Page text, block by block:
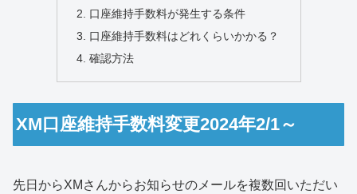
口座維持手数料が発生する条件
口座維持手数料はどれくらいかかる？
確認方法
XM口座維持手数料変更2024年2/1～
先日からXMさんからお知らせのメールを複数回いただい